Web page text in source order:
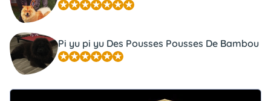
Pi yu pi yu Des Pousses Pousses De Bambou